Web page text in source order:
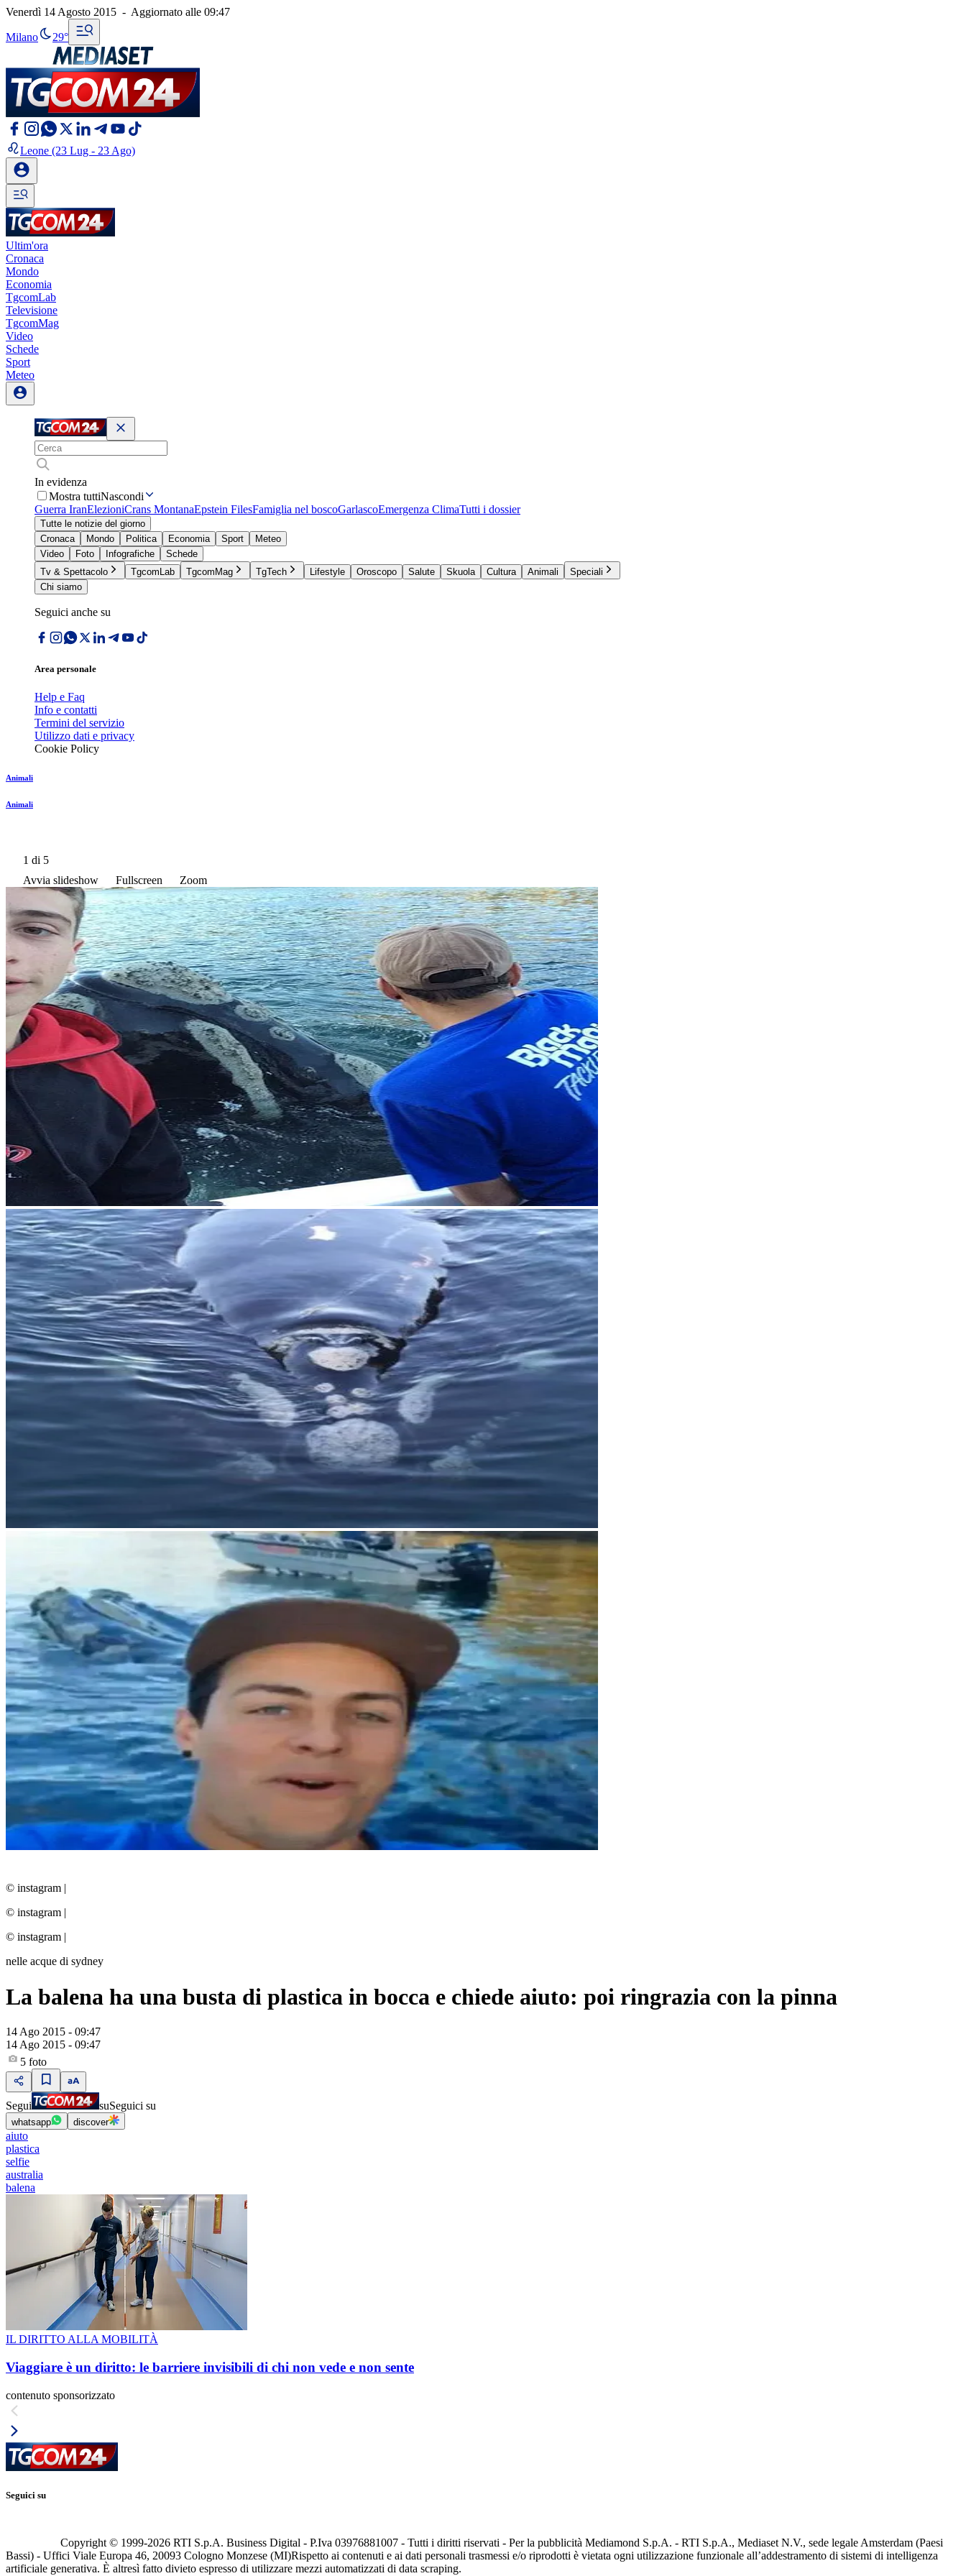
Venerdì 14 Agosto 2015 - Aggiornato alle 09:47
Milano 29°
Leone (23 Lug - 23 Ago)
Ultim'ora
Cronaca
Mondo
Economia
TgcomLab
Televisione
TgcomMag
Video
Schede
Sport
Meteo
In evidenza
Mostra tuttiNascondi
Guerra IranElezioniCrans MontanaEpstein FilesFamiglia nel boscoGarlascoEmergenza ClimaTutti i dossier
Tutte le notizie del giorno
Cronaca
Mondo Politica Economia Sport
Meteo
Video
Foto Infografiche
Schede
Tv & Spettacolo
TgcomLab TgcomMag TgTech Lifestyle Oroscopo Salute Skuola Cultura Animali
Speciali
Chi siamo
Seguici anche su
Area personale
Help e Faq
Info e contatti
Termini del servizio
Utilizzo dati e privacy
Cookie Policy
Animali
Animali
1 di 5
Avvia slideshow
Fullscreen Zoom
© instagram |
© instagram |
© instagram |
nelle acque di sydney
La balena ha una busta di plastica in bocca e chiede aiuto: poi ringrazia con la pinna
14 Ago 2015 - 09:47
14 Ago 2015 - 09:47
5 foto
Segui suSeguici su
whatsapp discover
aiuto
plastica
selfie
australia
balena
IL DIRITTO ALLA MOBILITÀ
Viaggiare è un diritto: le barriere invisibili di chi non vede e non sente
contenuto sponsorizzato
Seguici su
Copyright © 1999-2026 RTI S.p.A. Business Digital - P.Iva 03976881007 - Tutti i diritti riservati - Per la pubblicità Mediamond S.p.A. - RTI S.p.A., Mediaset N.V., sede legale Amsterdam (Paesi
Bassi) - Uffici Viale Europa 46, 20093 Cologno Monzese (MI)Rispetto ai contenuti e ai dati personali trasmessi e/o riprodotti è vietata ogni utilizzazione funzionale all’addestramento di sistemi di intelligenza
artificiale generativa. È altresì fatto divieto espresso di utilizzare mezzi automatizzati di data scraping.